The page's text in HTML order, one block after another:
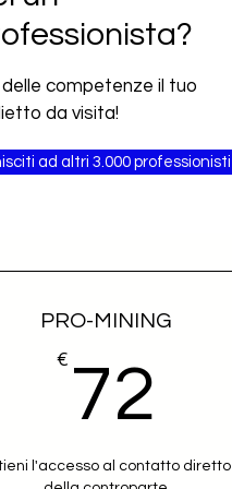
delle competenze il tuo
da visita!
ad altri 3.000 professionisti
PRO-MINING
€ 72
l'accesso al contatto diretto